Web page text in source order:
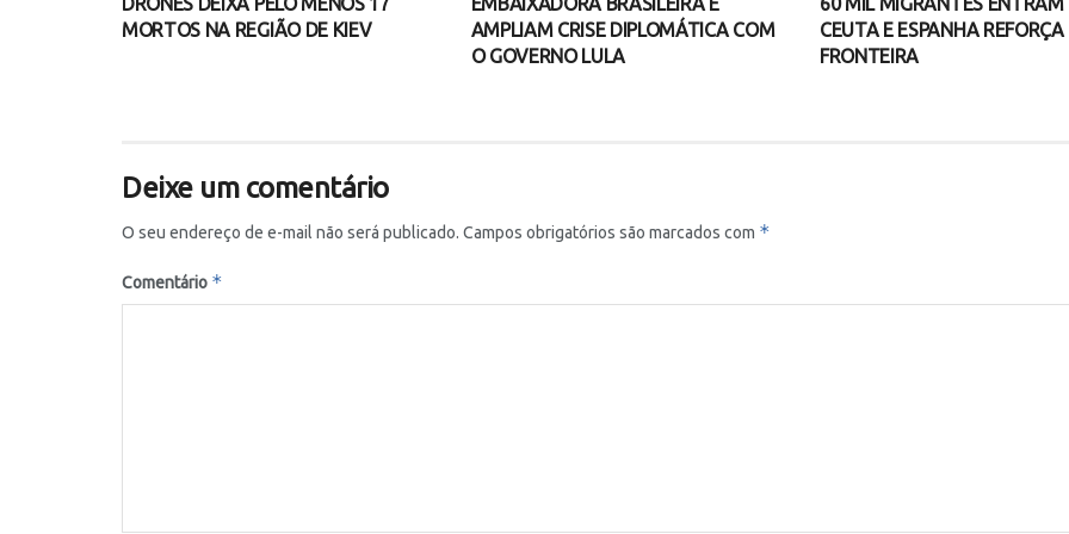
MORTOS NA REGIÃO DE KIEV
AMPLIAM CRISE DIPLOMÁTICA COM
O GOVERNO LULA
CEUTA E ESPANHA REFORÇA
FRONTEIRA
Deixe um comentário
O seu endereço de e-mail não será publicado. Campos obrigatórios são marcados com *
Comentário *